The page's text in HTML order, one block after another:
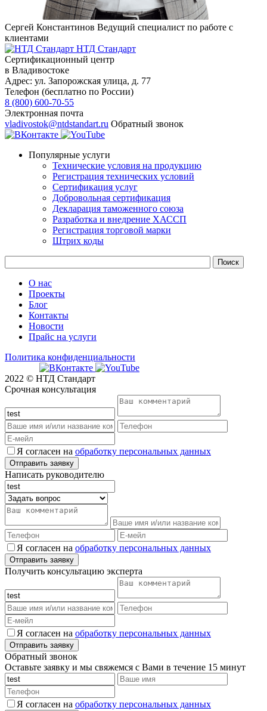
Сергей Константинов Ведущий специалист по работе с
клиентами
НТД Стандарт
Сертификационный центр
в Владивостоке
Адрес: ул. Запорожская улица, д. 77
Телефон (бесплатно по России)
8 (800) 600-70-55
Электронная почта
vladivostok@ntdstandart.ru Обратный звонок
Популярные услуги
Технические условия на продукцию
Регистрация технических условий
Сертификация услуг
Добровольная сертификация
Декларация таможенного союза
Разработка и внедрение ХАССП
Регистрация торговой марки
Штрих коды
О нас
Проекты
Блог
Контакты
Новости
Прайс на услуги
Политика конфиденциальности
2022 © НТД Стандарт
Срочная консультация
Я согласен на обработку персональных данных
Написать руководителю
Я согласен на обработку персональных данных
Получить консультацию эксперта
Я согласен на обработку персональных данных
Обратный звонок
Оставьте заявку и мы свяжемся с Вами в течение 15 минут
Я согласен на обработку персональных данных